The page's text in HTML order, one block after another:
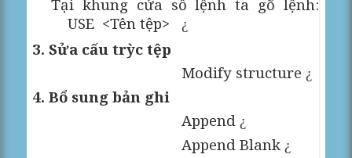
Tại khung cửa sổ lệnh ta gõ lệnh:
USE <Tên tệp> ¿
3. Sửa cấu trỳc tệp
Modify structure ¿
4. Bổ sung bản ghi
Append ¿
Append Blank ¿